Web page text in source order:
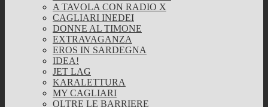
A TAVOLA CON RADIO X
CAGLIARI INEDEI
DONNE AL TIMONE
EXTRAVAGANZA
EROS IN SARDEGNA
IDEA!
JET LAG
KARALETTURA
MY CAGLIARI
OLTRE LE BARRIERE